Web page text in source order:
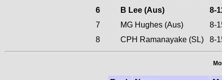
6
B Lee (Aus)
8-
7
MG Hughes (Aus)
8-
8
CPH Ramanayake (SL) 8-